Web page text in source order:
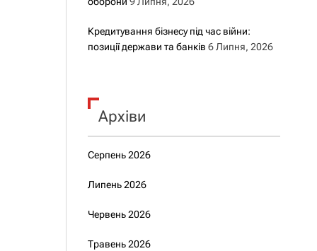
Кредитування бізнесу під час війни:
позиції держави та банків 6 Липня, 2026
Архіви
Серпень 2026
Липень 2026
Червень 2026
Травень 2026